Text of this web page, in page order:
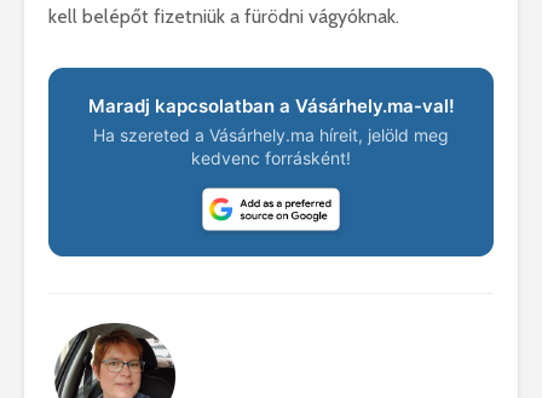
kell belépőt fizetniük a fürödni vágyóknak.
Maradj kapcsolatban a Vásárhely.ma-val!
Ha szereted a Vásárhely.ma híreit, jelöld meg
kedvenc forrásként!